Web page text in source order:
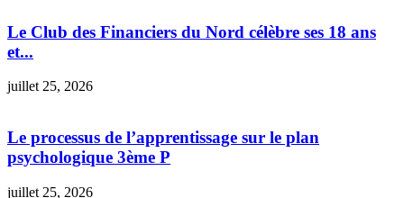
Le Club des Financiers du Nord célèbre ses 18 ans
et...
juillet 25, 2026
Le processus de l’apprentissage sur le plan
psychologique 3ème P
juillet 25, 2026